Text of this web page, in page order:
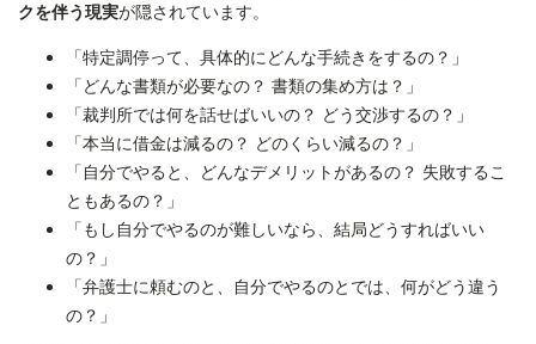
クを伴う現実が隠されています。
「特定調停って、具体的にどんな手続きをするの？」
「どんな書類が必要なの？ 書類の集め方は？」
「裁判所では何を話せばいいの？ どう交渉するの？」
「本当に借金は減るの？ どのくらい減るの？」
「自分でやると、どんなデメリットがあるの？ 失敗するこ
ともあるの？」
「もし自分でやるのが難しいなら、結局どうすればいい
の？」
「弁護士に頼むのと、自分でやるのとでは、何がどう違う
の？」